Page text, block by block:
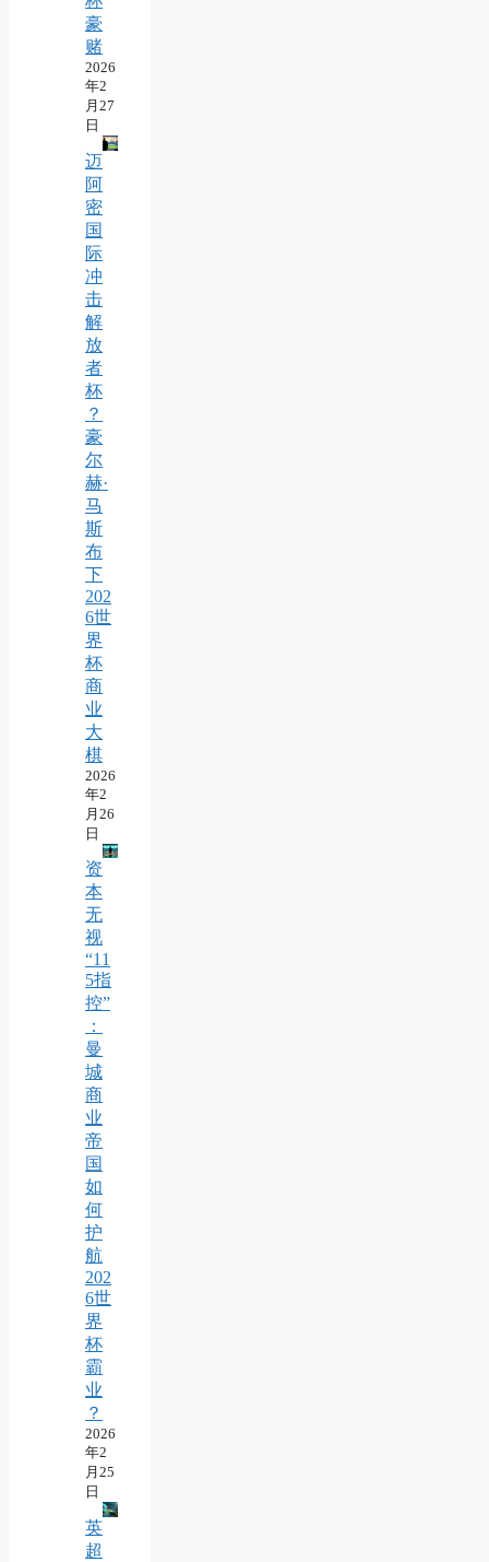
豪
赌
2026
年2
月27
日
迈
阿
密
国
际
冲
击
解
放
者
杯
？
豪
尔
赫·
马
斯
布
下
202
6世
界
杯
商
业
大
棋
2026
年2
月26
日
资
本
无
视
“11
5指
控”
：
曼
城
商
业
帝
国
如
何
护
航
202
6世
界
杯
霸
业
？
2026
年2
月25
日
英
超